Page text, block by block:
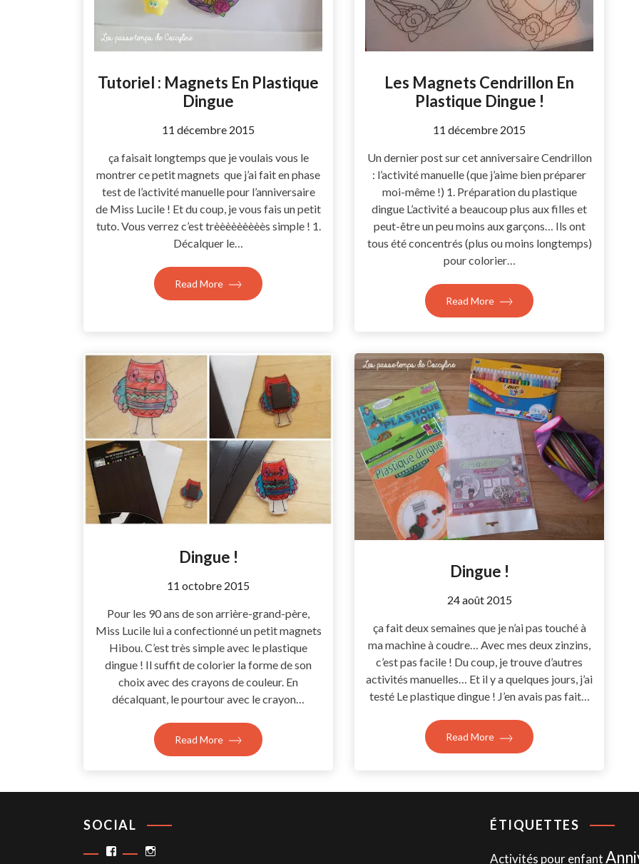
Tutoriel : Magnets En Plastique
Dingue
by
11 décembre 2015
ça faisait longtemps que je voulais vous le
montrer ce petit magnets que j’ai fait en phase
test de l’activité manuelle pour l’anniversaire
de Miss Lucile ! Et du coup, je vous fais un petit
tuto. Vous verrez c’est trèèèèèèèèès simple ! 1.
Décalquer le…
Read More
Les Magnets Cendrillon En
Plastique Dingue !
by
11 décembre 2015
Un dernier post sur cet anniversaire Cendrillon
: l’activité manuelle (que j’aime bien préparer
moi-même !) 1. Préparation du plastique
dingue L’activité a beaucoup plus aux filles et
peut-être un peu moins aux garçons… Ils ont
tous été concentrés (plus ou moins longtemps)
pour colorier…
Read More
Dingue !
by
11 octobre 2015
Pour les 90 ans de son arrière-grand-père,
Miss Lucile lui a confectionné un petit magnets
Hibou. C’est très simple avec le plastique
dingue ! Il suffit de colorier la forme de son
choix avec des crayons de couleur. En
décalquant, le pourtour avec le crayon…
Read More
Dingue !
by
24 août 2015
ça fait deux semaines que je n’ai pas touché à
ma machine à coudre… Avec mes deux zinzins,
c’est pas facile ! Du coup, je trouve d’autres
activités manuelles… Et il y a quelques jours, j’ai
testé Le plastique dingue ! J’en avais pas fait…
Read More
SOCIAL
Facebook
ÉTIQUETTES
Activités pour enfant